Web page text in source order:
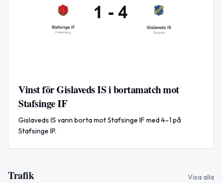
Vinst för Gislaveds IS i bortamatch mot
Stafsinge IF
Gislaveds IS vann borta mot Stafsinge IF med 4–1 på
Stafsinge IP.
Trafik Visa alla